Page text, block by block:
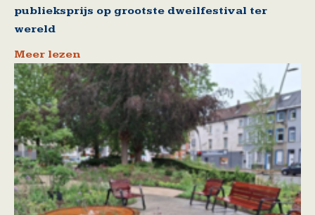
publieksprijs op grootste dweilfestival ter
wereld
Meer lezen